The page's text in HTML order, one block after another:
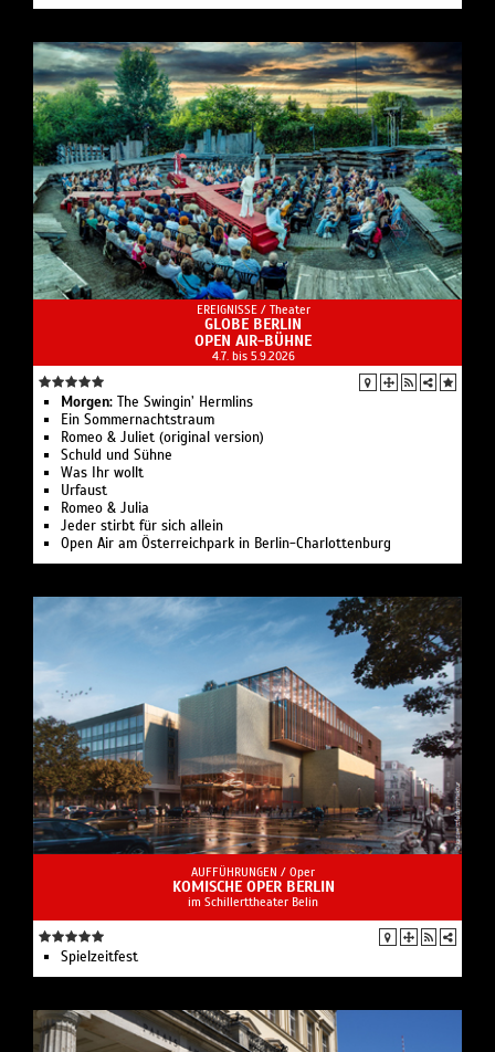
EREIGNISSE / Theater
GLOBE BERLIN
OPEN AIR-BÜHNE
4.7. bis 5.9.2026
Morgen: The Swingin’ Hermlins
Ein Sommernachtstraum
Romeo & Juliet (original version)
Schuld und Sühne
Was Ihr wollt
Urfaust
Romeo & Julia
Jeder stirbt für sich allein
Open Air am Österreichpark in Berlin-Charlottenburg
AUFFÜHRUNGEN / Oper
KOMISCHE OPER BERLIN
im Schillerttheater Belin
Spielzeit­fest